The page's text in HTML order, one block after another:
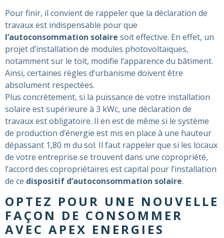
Pour finir, il convient de rappeler que la déclaration de
travaux est indispensable pour que
l’autoconsommation solaire soit effective. En effet, un
projet d’installation de modules photovoltaïques,
notamment sur le toit, modifie l’apparence du bâtiment.
Ainsi, certaines règles d’urbanisme doivent être
absolument respectées.
Plus concrètement, si la puissance de votre installation
solaire est supérieure à 3 kWc, une déclaration de
travaux est obligatoire. Il en est de même si le système
de production d’énergie est mis en place à une hauteur
dépassant 1,80 m du sol. Il faut rappeler que si les locaux
de votre entreprise se trouvent dans une copropriété,
l’accord des copropriétaires est capital pour l’installation
de ce dispositif d’autoconsommation solaire.
OPTEZ POUR UNE NOUVELLE
FAÇON DE CONSOMMER
AVEC APEX ENERGIES